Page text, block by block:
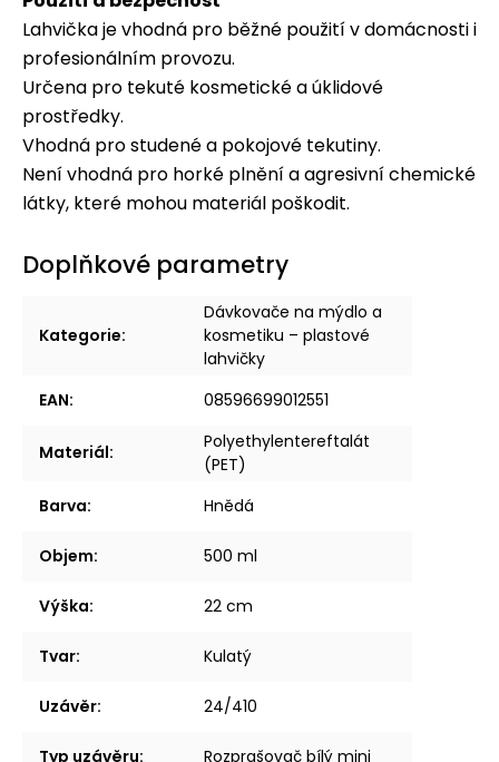
Lahvička je vhodná pro běžné použití v domácnosti i
profesionálním provozu.
Určena pro tekuté kosmetické a úklidové
prostředky.
Vhodná pro studené a pokojové tekutiny.
Není vhodná pro horké plnění a agresivní chemické
látky, které mohou materiál poškodit.
Doplňkové parametry
Kategorie:
Dávkovače na mýdlo a
kosmetiku – plastové
lahvičky
EAN: 08596699012551
Materiál:
Polyethylentereftalát
(PET)
Barva: Hnědá
Objem: 500 ml
Výška: 22 cm
Tvar: Kulatý
Uzávěr: 24/410
Typ uzávěru: Rozprašovač bílý mini